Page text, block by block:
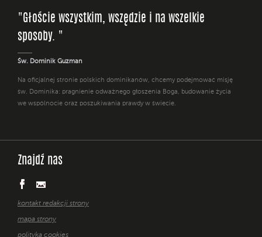
"Głoście wszystkim, wszędzie i na wszelkie
sposoby. "
Św. Dominik Guzman
Na oficjalnej stronie polskich dominikanów, chcemy podejmować misję
św. Dominika: pragnienie odważnego głoszenia Boga, budowanie życia
we wspólnocie oraz poszukiwania prawdy w świecie.
Znajdź nas
kontakt redakcji strony
mapa strony
polityka cookies